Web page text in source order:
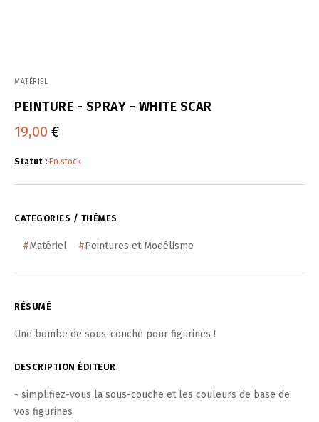
MATÉRIEL
PEINTURE - SPRAY - WHITE SCAR
19,00 €
Statut : En stock
CATEGORIES / THÈMES
#Matériel #Peintures et Modélisme
RÉSUMÉ
Une bombe de sous-couche pour figurines !
DESCRIPTION ÉDITEUR
- simplifiez-vous la sous-couche et les couleurs de base de
vos figurines